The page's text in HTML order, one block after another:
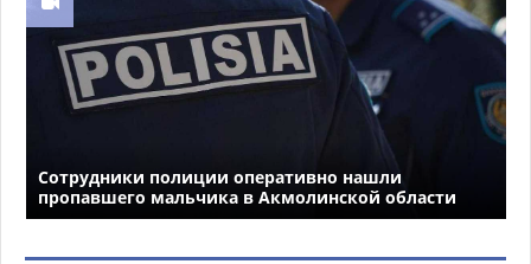
Сотрудники полиции оперативно нашли
пропавшего мальчика в Акмолинской области